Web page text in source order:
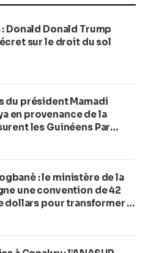
Donald Donald Trump
sur le droit du sol
du président Mamadi
en provenance de la
les Guinéens Par
: le ministère de la
une convention de 42
dollars pour transformer la
balnéaire